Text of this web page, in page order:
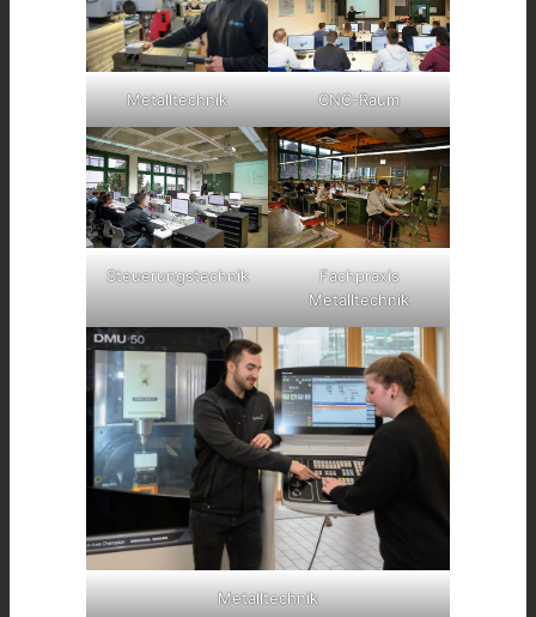
Metalltechnik CNC-Raum
Steuerungstechnik
Fachpraxis
Metalltechnik
Metalltechnik